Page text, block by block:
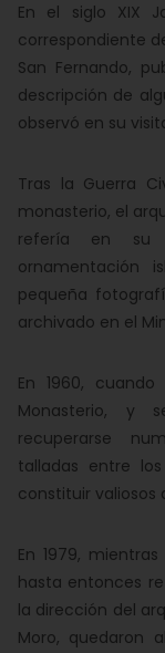
En el siglo XIX
correspondiente
San Fernando,
descripción de
observó en su
Tras la Guerra
monasterio, el
refería en su
ornamentación
pequeña
archivado en el
En 1960,
Monasterio, y
recuperarse
talladas entre
constituir valiosos
En 1979,
hasta entonces
la dirección del
Moro, quedaron